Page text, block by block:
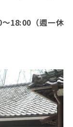
18:00（週一休